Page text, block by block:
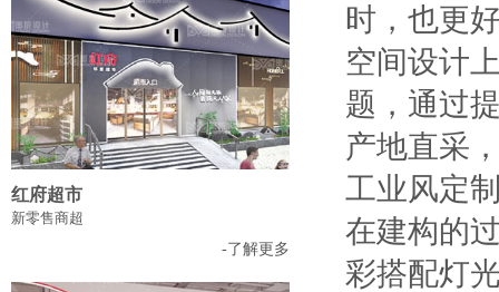
红府超市
新零售商超
-了解更多
时，也更
空间设计
题，通过
产地直采
工业风定
在建构的
彩搭配灯